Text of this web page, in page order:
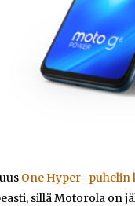
One Hyper -
sillä Motorola on